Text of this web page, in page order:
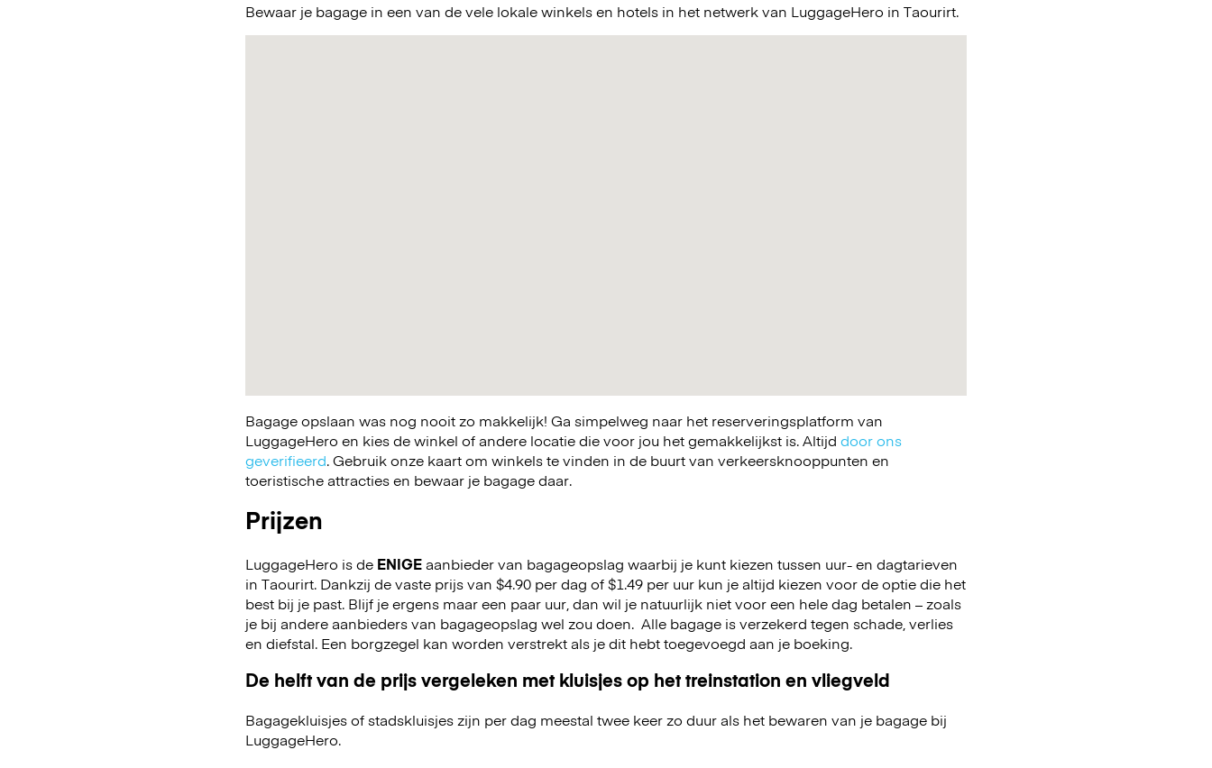
Bewaar je bagage in een van de vele lokale winkels en hotels in het netwerk van LuggageHero in Taourirt.
Bagage opslaan was nog nooit zo makkelijk! Ga simpelweg naar het reserveringsplatform van
LuggageHero en kies de winkel of andere locatie die voor jou het gemakkelijkst is. Altijd door ons
geverifieerd. Gebruik onze kaart om winkels te vinden in de buurt van verkeersknooppunten en
toeristische attracties en bewaar je bagage daar.
Prijzen
LuggageHero is de ENIGEaanbieder van bagageopslag waarbij je kunt kiezen tussen uur- en dagtarieven
in Taourirt. Dankzij de vaste prijs van $4.90 per dag of $1.49 per uur kun je altijd kiezen voor de optie die het
best bij je past. Blijf je ergens maar een paar uur, dan wil je natuurlijk niet voor een hele dag betalen – zoals
je bij andere aanbieders van bagageopslag wel zou doen. Alle bagage is verzekerd tegen schade, verlies
en diefstal. Een borgzegel kan worden verstrekt als je dit hebt toegevoegd aan je boeking.
De helft van de prijs vergeleken met kluisjes op het treinstation en vliegveld
Bagagekluisjes of stadskluisjes zijn per dag meestal twee keer zo duur als het bewaren van je bagage bij
LuggageHero.